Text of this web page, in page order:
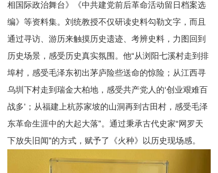
相国际政治舞台》《中共建党前后革命活动留日档案选
编》等资料集。刘统教授不仅研读史料勾勒文字，而且
通过寻访、游历来触摸历史遗迹、考辨史料，力图回到
历史场景，感受历史真实氛围。他“从浏阳七溪村走到排
埠村，感受毛泽东初出茅庐险些送命的惊险；从江西寻
乌圳下村走到瑞金大柏地，感受共产党人的‘创业艰难百
战多’；从福建上杭苏家坡的山洞再到古田村，感受毛泽
东革命生涯中的大起大落”。通过秉承古代史家“网罗天
下放失旧闻”的方式，赋予了《火种》以历史现场感。